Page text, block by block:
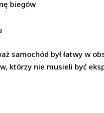
biegów
samochód był łatwy w
którzy nie musieli być